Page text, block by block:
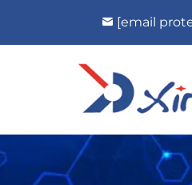
[email